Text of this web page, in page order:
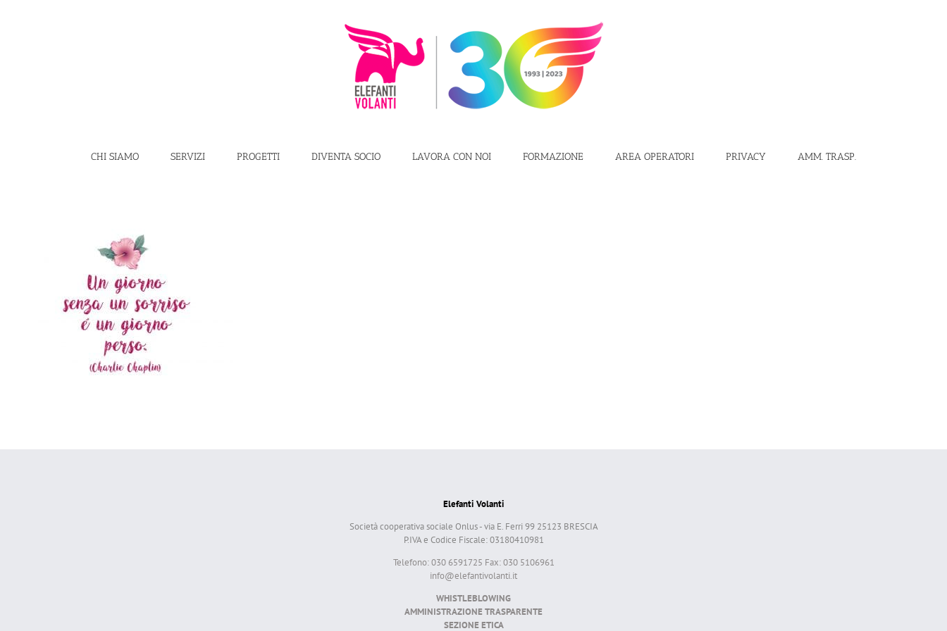
CHI SIAMO SERVIZI PROGETTI DIVENTA SOCIO LAVORA CON NOI FORMAZIONE AREA OPERATORI PRIVACY AMM. TRASP.
Elefanti Volanti
Società cooperativa sociale Onlus - via E. Ferri 99 25123 BRESCIA
P.IVA e Codice Fiscale: 03180410981
Telefono: 030 6591725 Fax: 030 5106961
info@elefantivolanti.it
WHISTLEBLOWING
AMMINISTRAZIONE TRASPARENTE
SEZIONE ETICA